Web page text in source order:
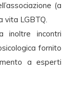
(a
vita LGBTQ.
inoltre incontri
fornito
a esperti